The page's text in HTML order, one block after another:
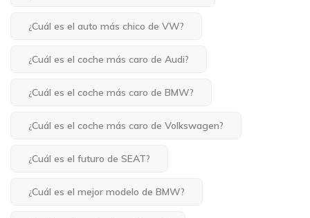
¿Cuál es el auto más chico de VW?
¿Cuál es el coche más caro de Audi?
¿Cuál es el coche más caro de BMW?
¿Cuál es el coche más caro de Volkswagen?
¿Cuál es el futuro de SEAT?
¿Cuál es el mejor modelo de BMW?